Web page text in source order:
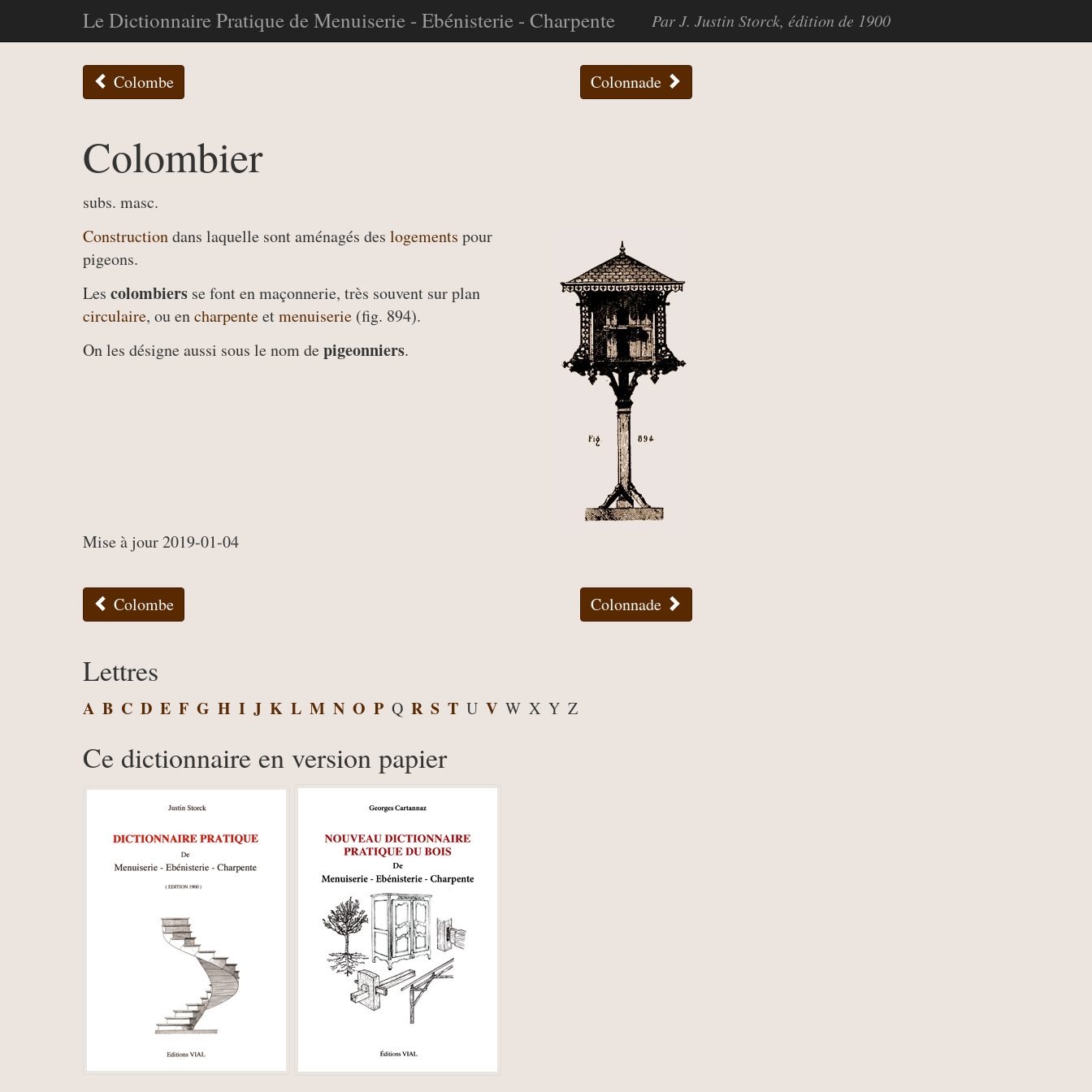
Le Dictionnaire Pratique de Menuiserie - Ebénisterie - Charpente Par J. Justin Storck, édition de 1900
Colombe Colonnade
Colombier
subs. masc.
Constructiondans laquelle sont aménagés des logements pour
pigeons.
Les colombiers se font en maçonnerie, très souvent sur plan
circulaire, ou encharpenteetmenuiserie (fig. 894).
On les désigne aussi sous le nom depigeonniers.
Mise à jour 2019-01-04
Colombe Colonnade
Lettres
A B C D E F G H I J K L M N O P Q R S T U V W X Y Z
Ce dictionnaire en version papier